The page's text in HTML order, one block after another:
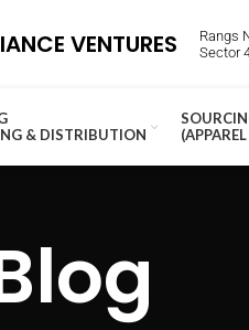
VENTURES
Rangs
Sector
& DISTRIBUTION